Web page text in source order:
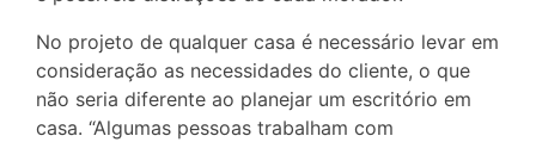
No projeto de qualquer casa é necessário levar em
consideração as necessidades do cliente, o que
não seria diferente ao planejar um escritório em
casa. “Algumas pessoas trabalham com